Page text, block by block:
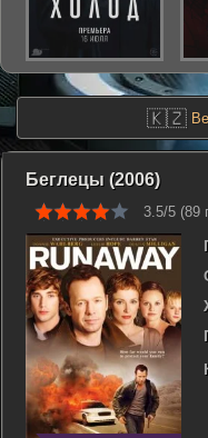
🇰🇿
Беглецы (2006)
3.5/5 (89